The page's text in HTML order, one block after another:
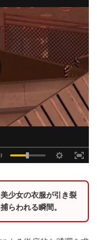
少女の衣服が引き裂
らわれる瞬間。